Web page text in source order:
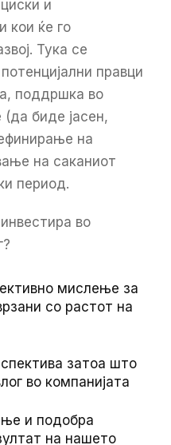
и
кои ќе го
Тука се
правци
поддршка во
биде јасен,
на
на саканиот
период.
во
мислење за
со растот на
затоа што
во компанијата
и подобра
на нашето